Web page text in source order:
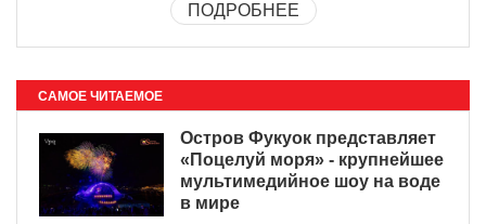
ПОДРОБНЕЕ
САМОЕ ЧИТАЕМОЕ
Остров Фукуок представляет
«Поцелуй моря» - крупнейшее
мультимедийное шоу на воде
в мире